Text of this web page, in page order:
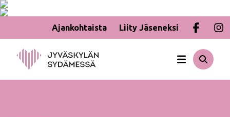
Ajankohtaista
Liity Jäseneksi
sisältöön